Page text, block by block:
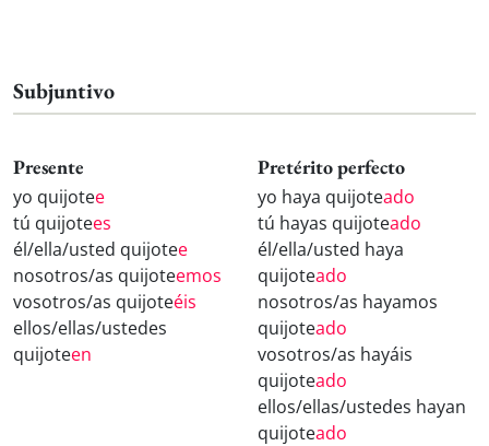
Subjuntivo
Presente
yo quijotee
tú quijotees
él/ella/usted quijotee
nosotros/as quijoteemos
vosotros/as quijoteéis
ellos/ellas/ustedes
quijoteen
Pretérito perfecto
yo haya quijoteado
tú hayas quijoteado
él/ella/usted haya
quijoteado
nosotros/as hayamos
quijoteado
vosotros/as hayáis
quijoteado
ellos/ellas/ustedes hayan
quijoteado